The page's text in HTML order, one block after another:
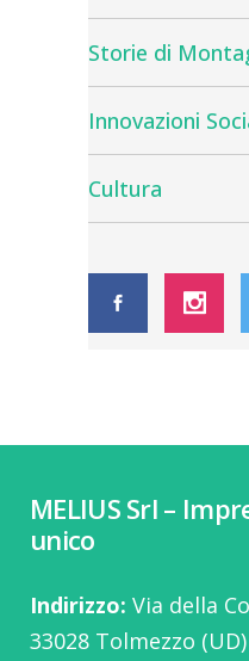
Storie di
Innovazioni
Cultura
MELIUS Srl –
unico
Indirizzo: Via della
33028 Tolmezzo (UD)